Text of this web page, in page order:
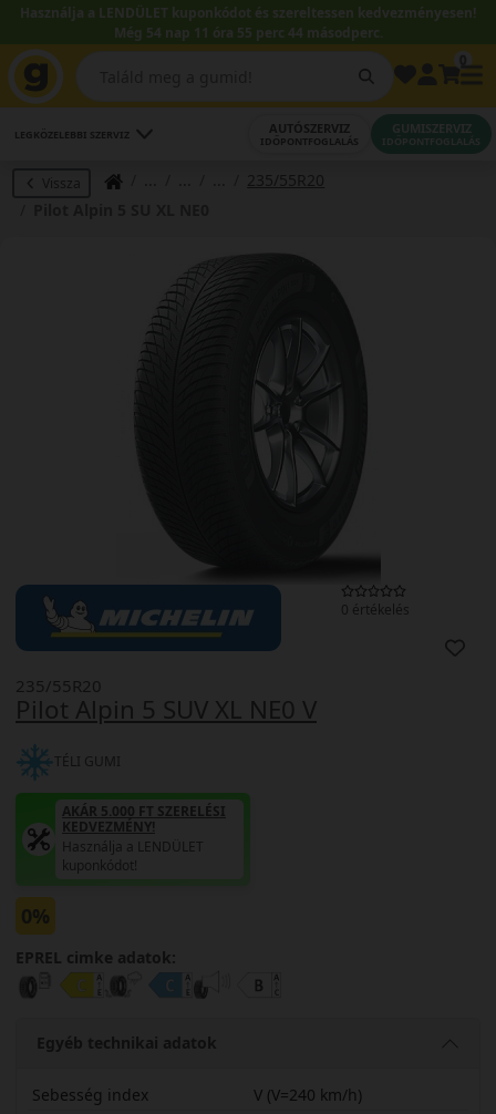
Használja a LENDÜLET kuponkódot és szereltessen kedvezményesen!
Még 54 nap 11 óra 55 perc 44 másodperc.
LEGKÖZELEBBI SZERVIZ AUTÓSZERVIZ
IDŐPONTFOGLALÁS
GUMISZERVIZ
IDŐPONTFOGLALÁS
Vissza
235/55R20
0 értékelés
Pilot Alpin 5 SUV XL NE0 V
235/55R20
TÉLI GUMI
AKÁR 5.000 FT SZERELÉSI
KEDVEZMÉNY!
Használja a LENDÜLET
kuponkódot!
0%
EPREL cimke adatok:
Egyéb technikai adatok
Sebesség index
V (V=240 km/h)